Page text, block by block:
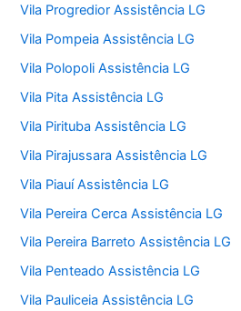
Vila Progredior Assistência LG
Vila Pompeia Assistência LG
Vila Polopoli Assistência LG
Vila Pita Assistência LG
Vila Pirituba Assistência LG
Vila Pirajussara Assistência LG
Vila Piauí Assistência LG
Vila Pereira Cerca Assistência LG
Vila Pereira Barreto Assistência LG
Vila Penteado Assistência LG
Vila Pauliceia Assistência LG